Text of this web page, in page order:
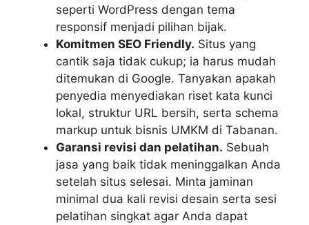
seperti WordPress dengan tema
responsif menjadi pilihan bijak.
Komitmen SEO Friendly. Situs yang
cantik saja tidak cukup; ia harus mudah
ditemukan di Google. Tanyakan apakah
penyedia menyediakan riset kata kunci
lokal, struktur URL bersih, serta schema
markup untuk bisnis UMKM di Tabanan.
Garansi revisi dan pelatihan. Sebuah
jasa yang baik tidak meninggalkan Anda
setelah situs selesai. Minta jaminan
minimal dua kali revisi desain serta sesi
pelatihan singkat agar Anda dapat